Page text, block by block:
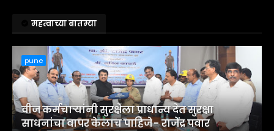
महत्वाच्या बातम्या
pune
वीज कर्मचाऱ्यांनी सुरक्षेला प्राधान्य देत सुरक्षा
साधनांचा वापर केलाच पाहिजे - राजेंद्र पवार